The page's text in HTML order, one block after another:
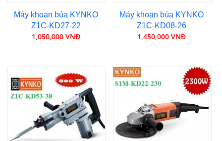
Máy khoan búa KYNKO
Z1C-KD27-22
1,050,000 VNĐ
Máy khoan búa KYNKO
Z1C-KD08-26
1,450,000 VNĐ